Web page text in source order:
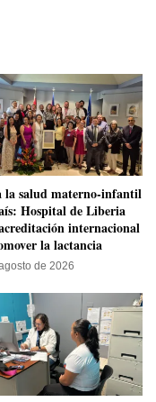
la salud materno-infantil
Hospital de Liberia
internacional
la lactancia
de 2026